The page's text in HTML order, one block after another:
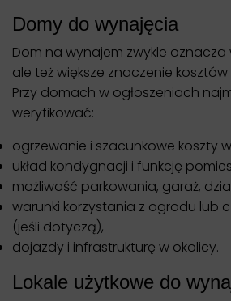
Domy do wynajęcia
Dom na wynajem zwykle oznacza
ale też większe znaczenie
Przy domach w ogłoszeniach
weryfikować:
ogrzewanie i szacunkowe koszty
układ kondygnacji i funkcję
możliwość parkowania, garaż,
warunki korzystania z ogrodu lub
(jeśli dotyczą),
dojazdy i infrastrukturę w okolicy.
Lokale użytkowe do